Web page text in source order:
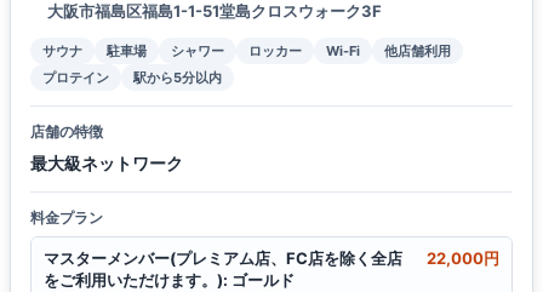
大阪市福島区福島1-1-51堂島クロスウォーク3F
サウナ 駐車場 シャワー ロッカー Wi-Fi
他店舗利用
プロテイン
駅から5分以内
店舗の特徴
最大級ネットワーク
料金プラン
マスターメンバー(プレミアム店、FC店を除く全店
をご利用いただけます。): ゴールド
22,000円